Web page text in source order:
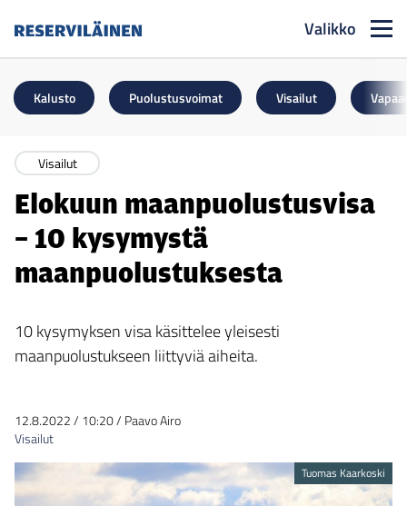
Valikko
Kalusto Puolustusvoimat Visailut
Visailut
Elokuun maanpuolustusvisa
– 10 kysymystä
maanpuolustuksesta
10 kysymyksen visa käsittelee yleisesti
maanpuolustukseen liittyviä aiheita.
12.8.2022/ 10:20/ Paavo Airo
Visailut
Tuomas Kaarkoski